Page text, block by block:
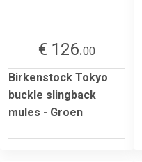
€ 126.00
Birkenstock Tokyo
buckle slingback
mules - Groen